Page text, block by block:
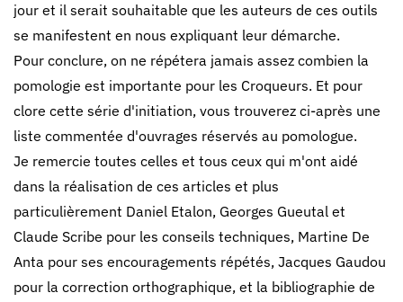
jour et il serait souhaitable que les auteurs de ces outils
se manifestent en nous expliquant leur démarche.
Pour conclure, on ne répétera jamais assez combien la
pomologie est importante pour les Croqueurs. Et pour
clore cette série d'initiation, vous trouverez ci-après une
liste commentée d'ouvrages réservés au pomologue.
Je remercie toutes celles et tous ceux qui m'ont aidé
dans la réalisation de ces articles et plus
particulièrement Daniel Etalon, Georges Gueutal et
Claude Scribe pour les conseils techniques, Martine De
Anta pour ses encouragements répétés, Jacques Gaudou
pour la correction orthographique, et la bibliographie de